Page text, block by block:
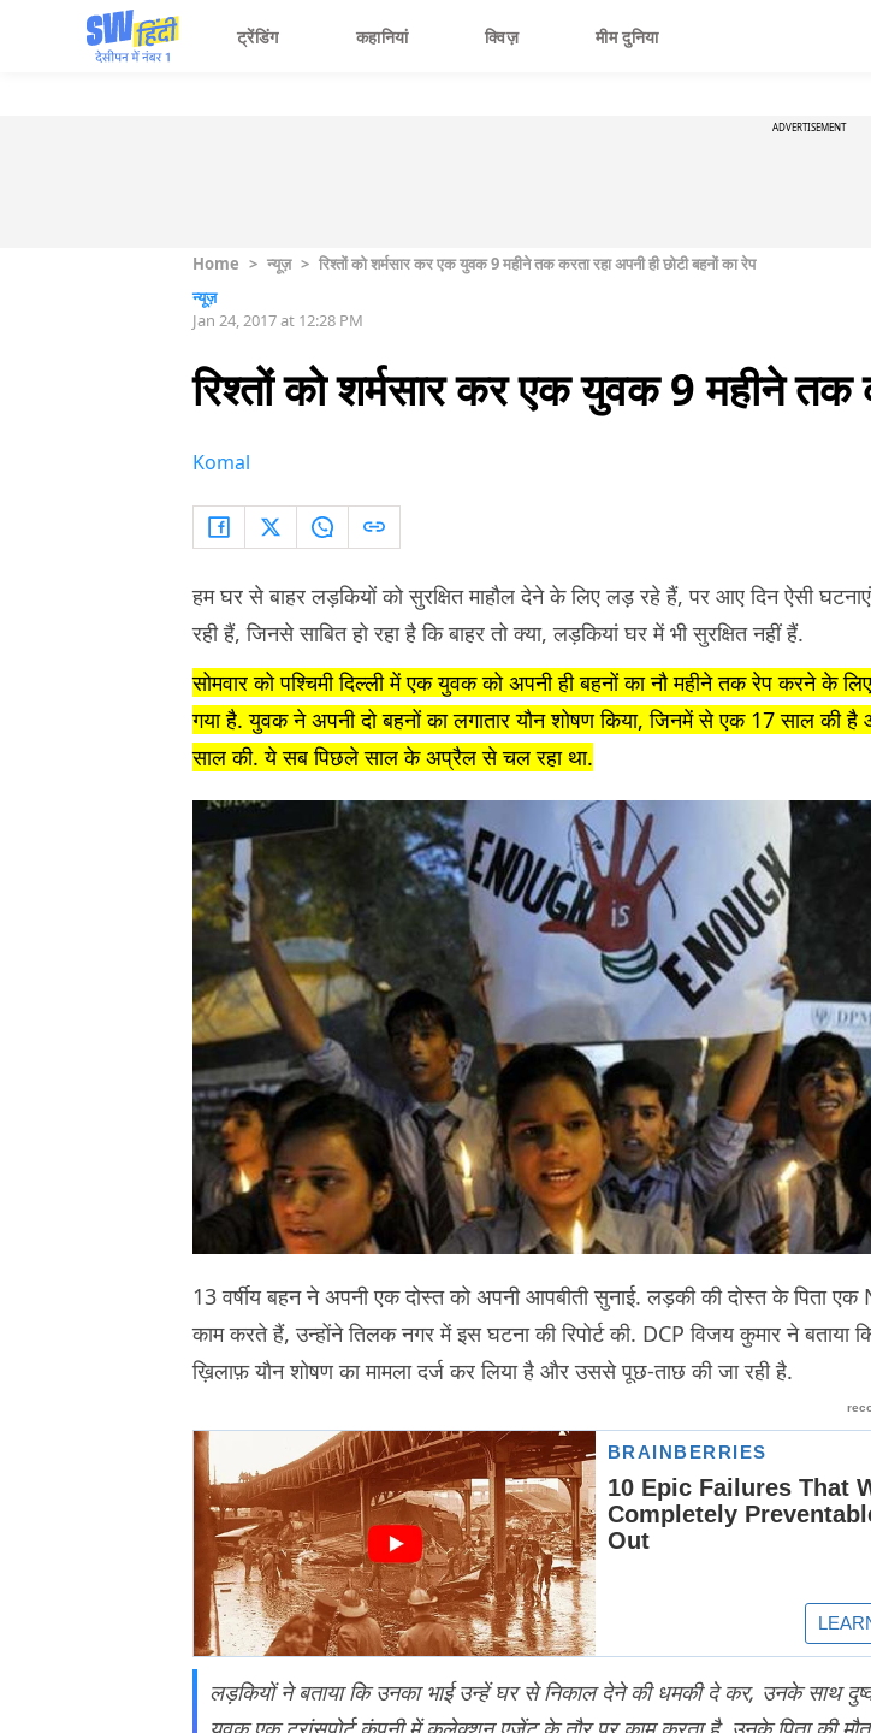
ट्रेंडिंग कहानियां क्विज़ मीम दुनिया
ADVERTISEMENT
Home > न्यूज़ > रिश्तों को शर्मसार कर एक युवक 9 महीने तक करता रहा अपनी ही छोटी बहनों का रेप
न्यूज़
Jan 24, 2017 at 12:28 PM
रिश्तों को शर्मसार कर एक युवक 9 महीने तक
Komal
हम घर से बाहर लड़कियों को सुरक्षित माहौल देने के लिए लड़ रहे हैं, पर आए दिन ऐसी
रही हैं, जिनसे साबित हो रहा है कि बाहर तो क्या, लड़कियां घर में भी सुरक्षित नहीं हैं.
सोमवार को पश्चिमी दिल्ली में एक युवक को अपनी ही बहनों का नौ महीने तक रेप करने के लिए
गया है. युवक ने अपनी दो बहनों का लगातार यौन शोषण किया, जिनमें से एक 17 साल की
साल की. ये सब पिछले साल के अप्रैल से चल रहा था.
13 वर्षीय बहन ने अपनी एक दोस्त को अपनी आपबीती सुनाई. लड़की की दोस्त के पिता
काम करते हैं, उन्होंने तिलक नगर में इस घटना की रिपोर्ट की. DCP विजय कुमार ने बताया
ख़िलाफ़ यौन शोषण का मामला दर्ज कर लिया है और उससे पूछ-ताछ की जा रही है.
लड़कियों ने बताया कि उनका भाई उन्हें घर से निकाल देने की धमकी दे कर, उनके साथ